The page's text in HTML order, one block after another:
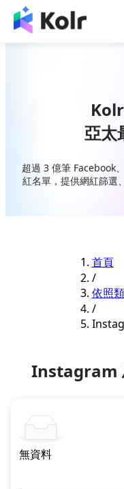
亞太
超過 3 億筆 Facebook
紅名單，提供網紅篩選
首頁
/
依照
/
Instagram
無資料